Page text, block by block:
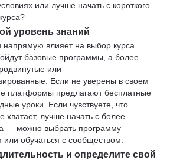
или лучше начать с короткого
уровень знаний
напрямую влияет на выбор курса.
базовые программы, а более
или
Если не уверены в своем
платформы предлагают бесплатные
уроки. Если чувствуете, что
хватает, лучше начать с более
— можно выбрать программу
или обучаться с сообществом.
и определите свой